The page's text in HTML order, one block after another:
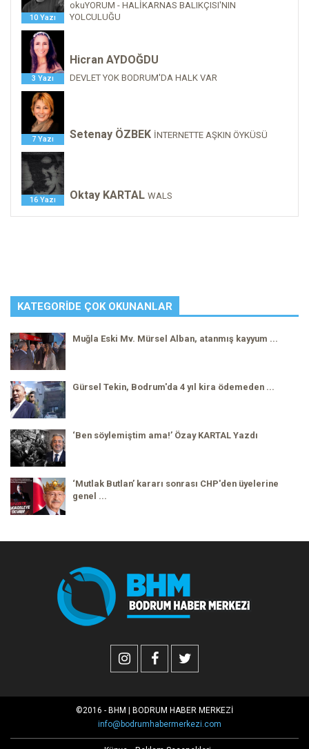
10 Yazı
okuYORUM - HALİKARNAS BALIKÇISI'NIN
YOLCULUĞU
3 Yazı
Hicran AYDOĞDU
DEVLET YOK BODRUM'DA HALK VAR
7 Yazı Setenay ÖZBEK İNTERNETTE AŞKIN ÖYKÜSÜ
16 Yazı Oktay KARTAL WALS
KATEGORIDE ÇOK OKUNANLAR
Muğla Eski Mv. Mürsel Alban, atanmış kayyum ...
Gürsel Tekin, Bodrum'da 4 yıl kira ödemeden ...
‘Ben söylemiştim ama!’ Özay KARTAL Yazdı
‘Mutlak Butlan’ kararı sonrası CHP'den üyelerine
genel ...
©2016 - BHM | BODRUM HABER MERKEZİ
info@bodrumhabermerkezi.com